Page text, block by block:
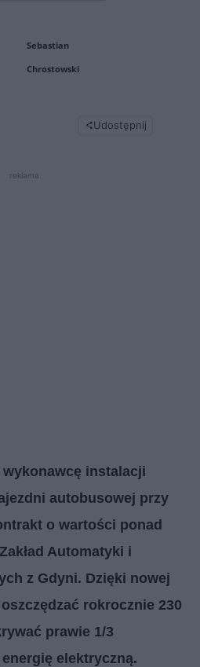
Sebastian
Chrostowski
Udostępnij
reklama
wykonawcę instalacji
autobusowej przy
o wartości ponad
Automatyki i
z Gdyni. Dzięki nowej
rokrocznie 230
prawie 1/3
elektryczną.